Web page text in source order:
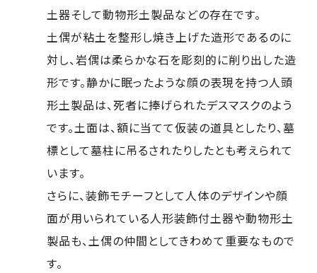
土器そして動物形土製品などの存在です。
土偶が粘土を整形し焼き上げた造形であるのに
対し、岩偶は柔らかな石を彫刻的に削り出した造
形です。静かに眠ったような顔の表現を持つ人頭
形土製品は、死者に捧げられたデスマスクのよう
です。土面は、額に当てて仮装の道具としたり、墓
標として墓柱に吊るされたりしたとも考えられて
います。
さらに、装飾モチーフとして人体のデザインや顔
面が用いられている人形装飾付土器や動物形土
製品も、土偶の仲間としてきわめて重要なもので
す。